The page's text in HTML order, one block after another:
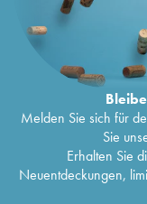
Melden Sie sich für
Sie
Erhalten Sie
Neuentdeckungen,